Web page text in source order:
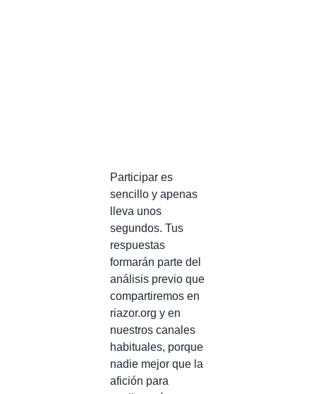
Participar es
sencillo y apenas
lleva unos
segundos. Tus
respuestas
formarán parte del
análisis previo que
compartiremos en
riazor.org y en
nuestros canales
habituales, porque
nadie mejor que la
afición para